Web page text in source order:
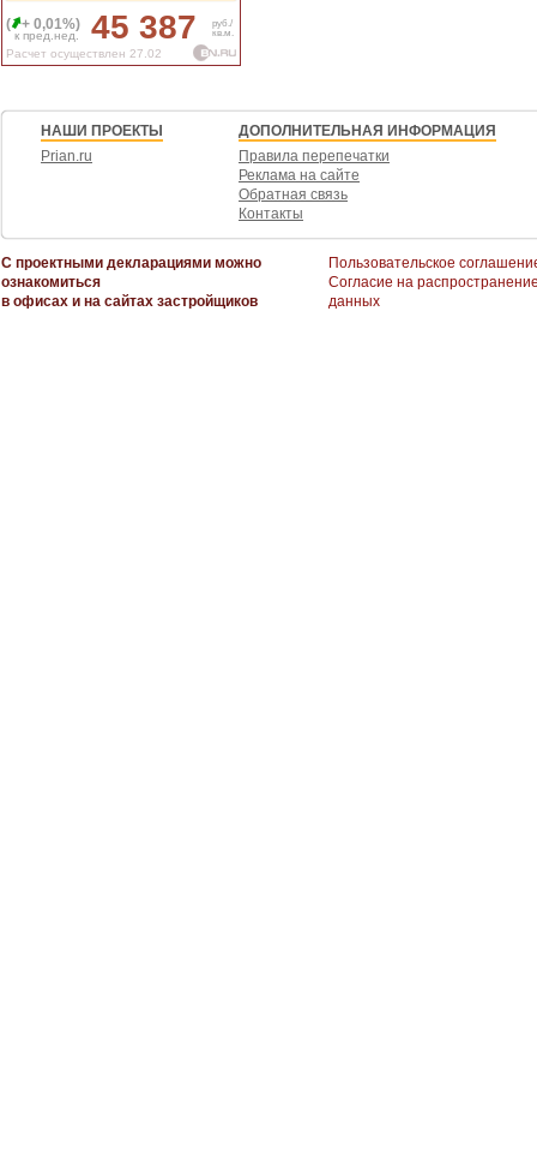
(
+ 0,01%)
к пред.нед. 45 387
руб./
кв.м.
Расчет осуществлен 27.02
НАШИ ПРОЕКТЫ
Prian.ru
ДОПОЛНИТЕЛЬНАЯ ИНФОРМАЦИЯ
Правила перепечатки
Реклама на сайте
Обратная связь
Контакты
С проектными декларациями можно
ознакомиться
в офисах и на сайтах застройщиков
Пользовательское
Согласие на
данных